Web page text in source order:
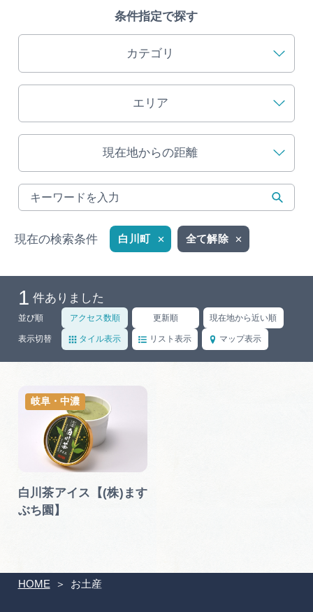
インフォメーション
ぎふ旅レポーター記事
早わかり岐阜
買い物・お土産
体験予約サイト「ＶＩＳＩＴ岐阜県」
岐阜県まるごと観光エリアガイド
岐阜県観光データベース
旅行会社・観光事業者の皆様へ
フォトライブラリー
動画ライブラリー
HOME お土産
条件指定で探す
カテゴリ
エリア
現在地からの距離
現在の検索条件 白川町 全て解除
1 件ありました
並び順 アクセス数順 更新順 現在地から近い順
表示切替 タイル表示 リスト表示 マップ表示
白川茶アイス【(株)ます
ぶち園】
岐阜・中濃